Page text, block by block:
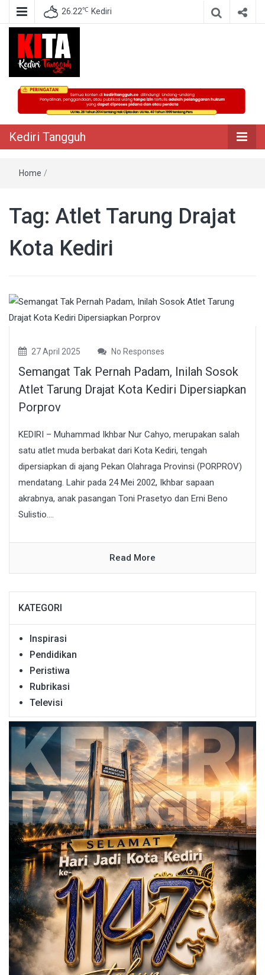
26.22℃ Kediri
Kediri Tangguh
Berita Akurat Terpercaya
Kediri Tangguh
Home /
Tag: Atlet Tarung Drajat
Kota Kediri
27 April 2025 No Responses
Semangat Tak Pernah Padam, Inilah Sosok
Atlet Tarung Drajat Kota Kediri Dipersiapkan
Porprov
KEDIRI – Muhammad Ikhbar Nur Cahyo, merupakan salah
satu atlet muda berbakat dari Kota Kediri, tengah
dipersiapkan di ajang Pekan Olahraga Provinsi (PORPROV)
mendatang. Lahir pada 24 Mei 2002, Ikhbar sapaan
akrabnya, anak pasangan Toni Prasetyo dan Erni Beno
Sulistio....
Read More
KATEGORI
Inspirasi
Pendidikan
Peristiwa
Rubrikasi
Televisi